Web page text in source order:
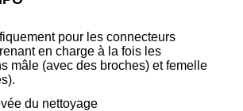
pour les connecteurs
en charge à la fois les
mâle (avec des broches) et femelle
du nettoyage